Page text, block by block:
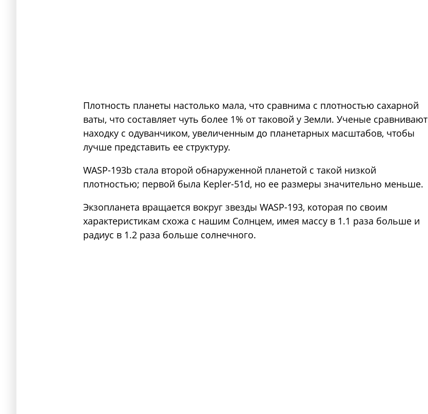
Плотность планеты настолько мала, что сравнима с плотностью сахарной
ваты, что составляет чуть более 1% от таковой у Земли. Ученые сравнивают
находку с одуванчиком, увеличенным до планетарных масштабов, чтобы
лучше представить ее структуру.
WASP-193b стала второй обнаруженной планетой с такой низкой
плотностью; первой была Kepler-51d, но ее размеры значительно меньше.
Экзопланета вращается вокруг звезды WASP-193, которая по своим
характеристикам схожа с нашим Солнцем, имея массу в 1.1 раза больше и
радиус в 1.2 раза больше солнечного.